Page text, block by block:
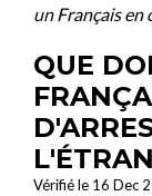
un Français en
QUE
Vérifié le 16 Dec